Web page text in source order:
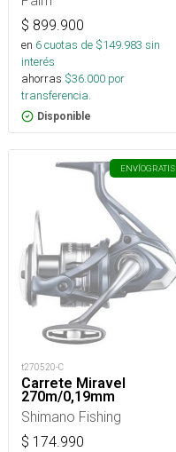
$ 899.900
en 6cuotas de $149.983 sin
interés
ahorras $36.000 por
transferencia.
Disponible
ENVÍOGRATIS
t270520-C
Carrete Miravel
270m/0,19mm
Shimano Fishing
$ 174.990